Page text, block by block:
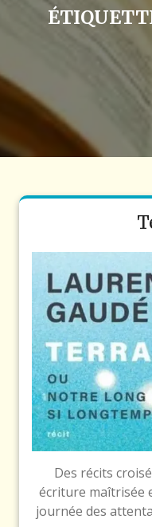
Des récits
écriture maîtrisée
journée des